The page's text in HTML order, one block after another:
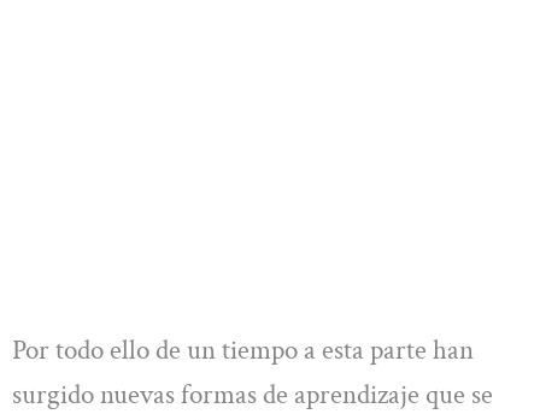
Por todo ello de un tiempo a esta parte han
surgido nuevas formas de aprendizaje que se